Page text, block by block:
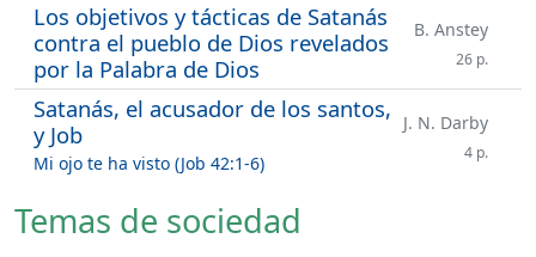
Los objetivos y tácticas de Satanás
contra el pueblo de Dios revelados
por la Palabra de Dios
B. Anstey
26 p.
Satanás, el acusador de los santos,
y Job
Mi ojo te ha visto (Job 42:1-6)
J. N. Darby
4 p.
Temas de sociedad